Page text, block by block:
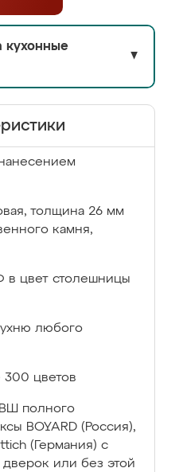
кухонные
▼
толщина 26 мм
камня,
в цвет столешницы
любого
цветов
полного
BOYARD (Россия),
(Германия) с
или без этой